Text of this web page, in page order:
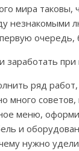
мира таковы,
заработать
ряд
много
меню,
и
нужно